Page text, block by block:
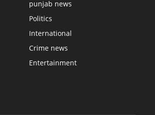
punjab news
Politics
International
Crime news
Entertainment